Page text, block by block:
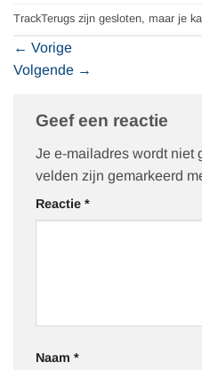
TrackTerugs zijn gesloten, maar je
← Vorige
Volgende →
Geef een reactie
Je e-mailadres wordt niet
velden zijn gemarkeerd
Reactie *
Naam *